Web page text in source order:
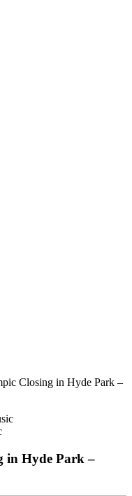
Closing in Hyde Park –
in Hyde Park –